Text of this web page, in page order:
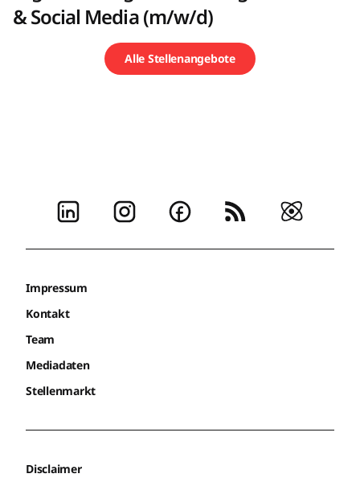
& Social Media (m/w/d)
Alle Stellenangebote
Impressum
Kontakt
Team
Mediadaten
Stellenmarkt
Disclaimer